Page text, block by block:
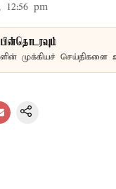
12:56 pm
முக்கியச் செய்திகளை